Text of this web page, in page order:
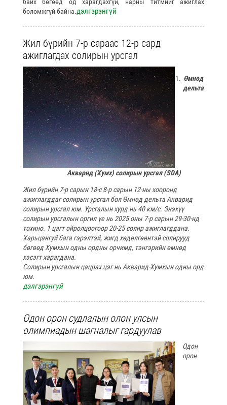
байх бөгөөд од харагдахгүй, нарны титмийг ажиглах
боломжгүй байна.дэлгэрэнгүй
Жил бүрийн 7-р сараас 12-р сард
ажиглагдах солирын урсгал
Өмнөд
дельта
Акварид (Хумх)солирын урсгал (SDA)
Жил бүрийн 7-р сарын 18-с 8-р сарын 12-ны хооронд
ажиглагддаг солирын урсгал бол Өмнөд дельта Акварид
солирын урсгал юм. Урсгалын хурд нь 40 км/с. Энэхүү
солирын урсгалын оргил үе нь 2025 оны 7-р сарын 29-30-нд
тохино. 1 цагт ойролцоогоор 20-25 солир ажиглагддана.
Харьцангуй бага гэрэлтэй, жигд хөдөлгөөнтэй солирууд
бөгөөд Хумхын одны ордны орчимд, тэнгэрийн өмнөд
хэсэгт харагдана.
Солирын урсгалын цацрах цэг нь Акварид-Хумхын одны орд
юм.
дэлгэрэнгүй
Одон орон судлалын олон улсын
олимпиадын шагналыг гардуулав
Одон
орон